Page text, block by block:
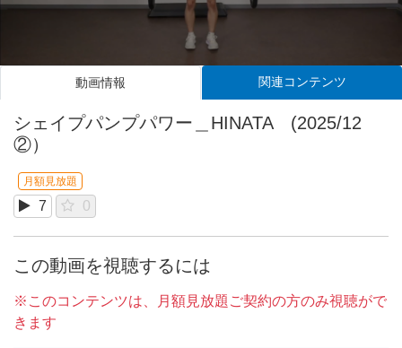
動画情報 関連コンテンツ
シェイプパンプパワー＿HINATA (2025/12
②）
月額見放題
7 0
この動画を視聴するには
※このコンテンツは、月額見放題ご契約の方のみ視聴がで
きます